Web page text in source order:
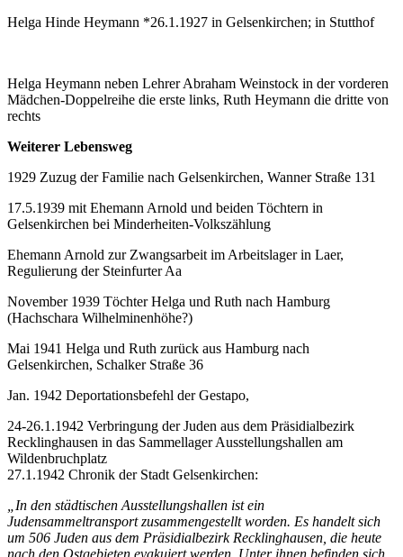
Helga Hinde Heymann *26.1.1927 in Gelsenkirchen; in Stutthof
Helga Heymann neben Lehrer Abraham Weinstock in der vorderen
Mädchen-Doppelreihe die erste links, Ruth Heymann die dritte von
rechts
Weiterer Lebensweg
1929 Zuzug der Familie nach Gelsenkirchen, Wanner Straße 131
17.5.1939 mit Ehemann Arnold und beiden Töchtern in
Gelsenkirchen bei Minderheiten-Volkszählung
Ehemann Arnold zur Zwangsarbeit im Arbeitslager in Laer,
Regulierung der Steinfurter Aa
November 1939 Töchter Helga und Ruth nach Hamburg
(Hachschara Wilhelminenhöhe?)
Mai 1941 Helga und Ruth zurück aus Hamburg nach
Gelsenkirchen, Schalker Straße 36
Jan. 1942 Deportationsbefehl der Gestapo,
24-26.1.1942 Verbringung der Juden aus dem Präsidialbezirk
Recklinghausen in das Sammellager Ausstellungshallen am
Wildenbruchplatz
27.1.1942 Chronik der Stadt Gelsenkirchen:
„In den städtischen Ausstellungshallen ist ein
Judensammeltransport zusammengestellt worden. Es handelt sich
um 506 Juden aus dem Präsidialbezirk Recklinghausen, die heute
nach den Ostgebieten evakuiert werden. Unter ihnen befinden sich